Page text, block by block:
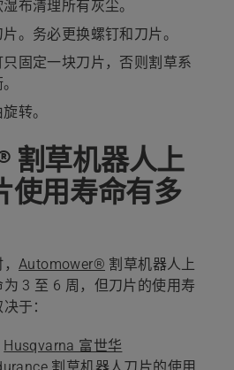
布清理所有灰尘。
。务必更换螺钉和刀片。
固定一块刀片，否则割草系
转。
割草机器人上
使用寿命有多
Automower® 割草机器人上
3 至 6 周，但刀片的使用寿
于：
Husqvarna 富世华